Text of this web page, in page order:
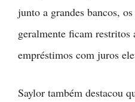
junto a grandes bancos,
geralmente ficam restritos
empréstimos com juros
Saylor também destacou